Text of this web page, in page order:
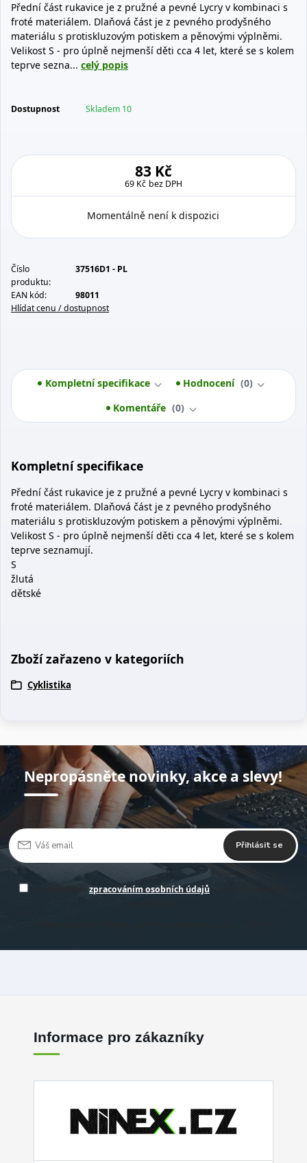
Přední část rukavice je z pružné a pevné Lycry v kombinaci s
froté materiálem. Dlaňová část je z pevného prodyšného
materiálu s protiskluzovým potiskem a pěnovými výplněmi.
Velikost S - pro úplně nejmenší děti cca 4 let, které se s kolem
teprve sezna... celý popis
Dostupnost Skladem 10
83 Kč
69 Kč bez DPH
Momentálně není k dispozici
Číslo
produktu:
37516D1 - PL
EAN kód:
98011
Hlídat cenu / dostupnost
Kompletní specifikace Hodnocení
0
Komentáře
0
Kompletní specifikace
Přední část rukavice je z pružné a pevné Lycry v kombinaci s
froté materiálem. Dlaňová část je z pevného prodyšného
materiálu s protiskluzovým potiskem a pěnovými výplněmi.
Velikost S - pro úplně nejmenší děti cca 4 let, které se s kolem
teprve seznamují.
S
žlutá
dětské
Zboží zařazeno v kategoriích
Cyklistika
Nepropásněte novinky, akce a slevy!
Přihlásit se
zpracováním osobních údajů
Informace pro zákazníky